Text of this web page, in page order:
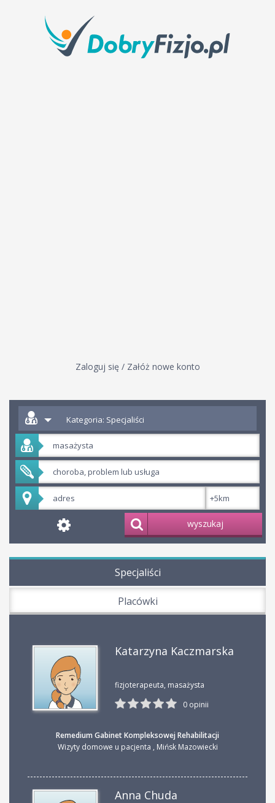
Zaloguj się / Załóż nowe konto
Kategoria: Specjaliści
wyszukaj
Specjaliści
Placówki
Katarzyna Kaczmarska
fizjoterapeuta, masażysta
0 opinii
Remedium Gabinet Kompleksowej Rehabilitacji
Wizyty domowe u pacjenta , Mińsk Mazowiecki
Anna Chuda